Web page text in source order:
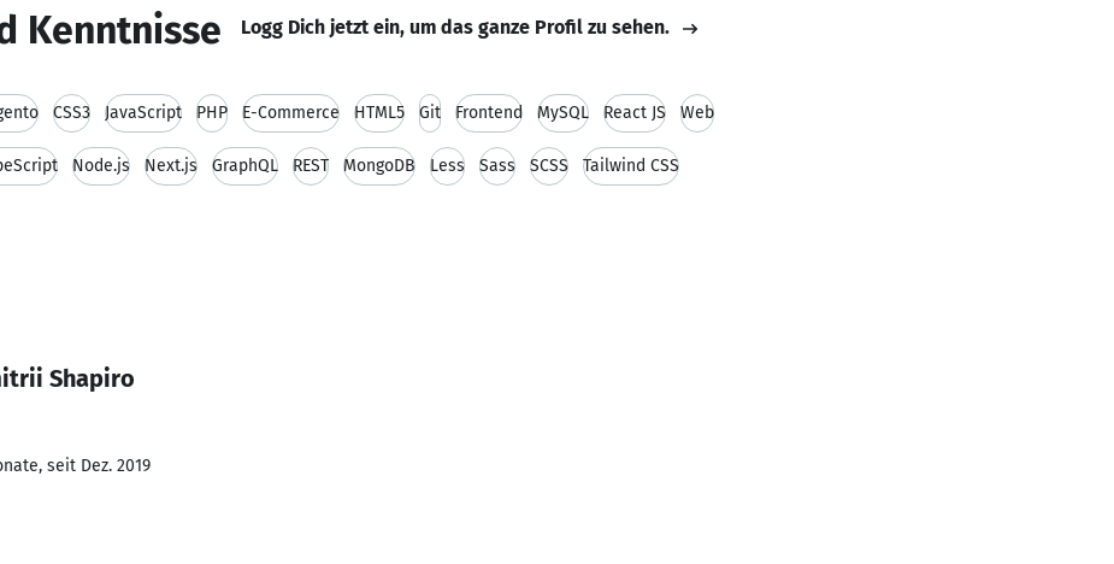
Kenntnisse Logg Dich jetzt ein, um das ganze Profil zu sehen.
CSS3 JavaScript PHP E-Commerce HTML5 Git Frontend MySQL React JS Web
Node.js Next.js GraphQL REST MongoDB Less Sass SCSS Tailwind CSS
Shapiro
seit Dez. 2019